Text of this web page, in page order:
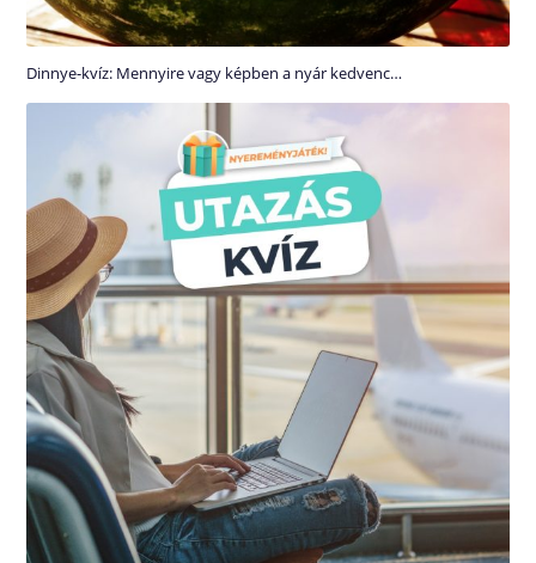
Dinnye-kvíz: Mennyire vagy képben a nyár kedvenc…